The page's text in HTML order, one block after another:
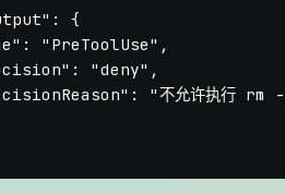
:
{
: "PreToolUse" ,
: "deny" ,
:
"不允许执行